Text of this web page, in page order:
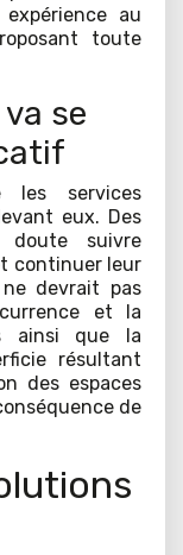
au
toute
se
les services
eux. Des
suivre
continuer leur
devrait pas
et la
ainsi que la
résultant
des espaces
de